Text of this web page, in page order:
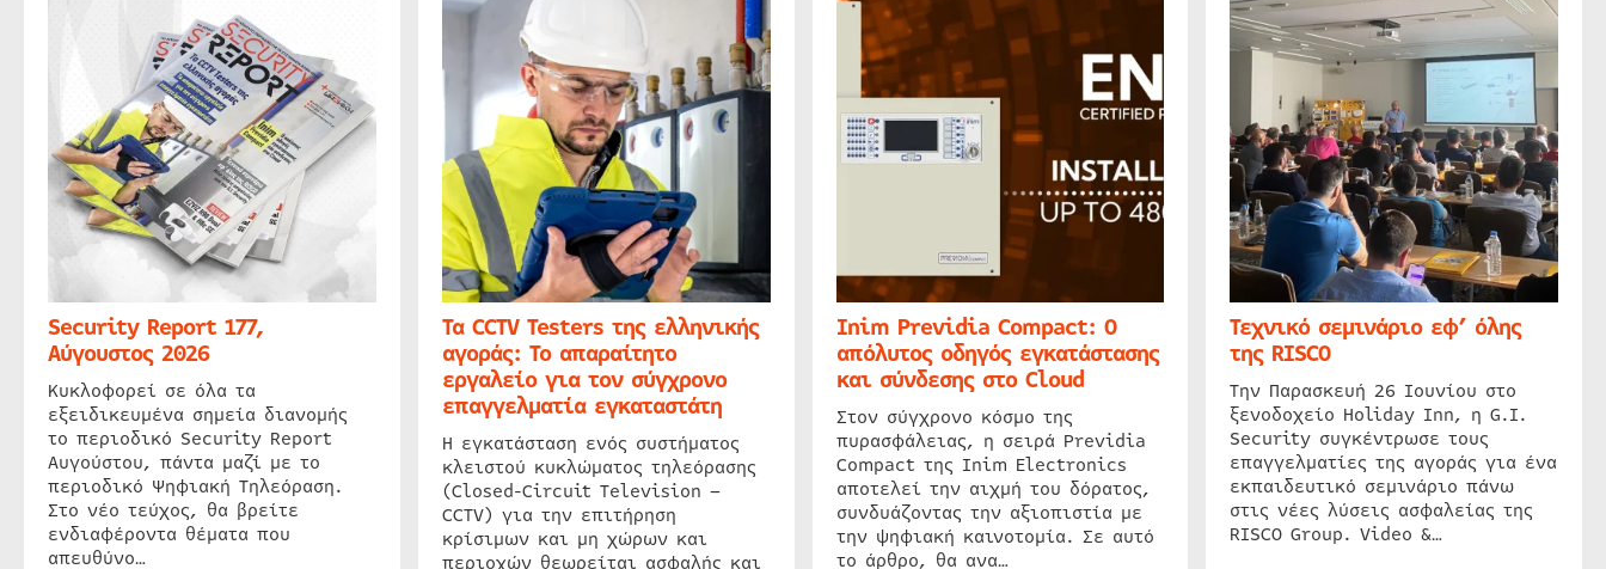
Security Report 177,
Αύγουστος 2026
Κυκλοφορεί σε όλα τα
εξειδικευμένα σημεία διανομής
το περιοδικό Security Report
Αυγούστου, πάντα μαζί με το
περιοδικό Ψηφιακή Τηλεόραση.
Στο νέο τεύχος, θα βρείτε
ενδιαφέροντα θέματα που
απευθύνο…
Τα CCTV Testers της ελληνικής
αγοράς: Το απαραίτητο
εργαλείο για τον σύγχρονο
επαγγελματία εγκαταστάτη
Η εγκατάσταση ενός συστήματος
κλειστού κυκλώματος τηλεόρασης
(Closed-Circuit Television –
CCTV) για την επιτήρηση
κρίσιμων και μη χώρων και
περιοχών θεωρείται ασφαλής και
Inim Previdia Compact: Ο
απόλυτος οδηγός εγκατάστασης
και σύνδεσης στο Cloud
Στον σύγχρονο κόσμο της
πυρασφάλειας, η σειρά Previdia
Compact της Inim Electronics
αποτελεί την αιχμή του δόρατος,
συνδυάζοντας την αξιοπιστία με
την ψηφιακή καινοτομία. Σε αυτό
το άρθρο, θα ανα…
Τεχνικό σεμινάριο εφ’ όλης
της RISCO
Την Παρασκευή 26 Ιουνίου στο
ξενοδοχείο Holiday Inn, η G.I.
Security συγκέντρωσε τους
επαγγελματίες της αγοράς για ένα
εκπαιδευτικό σεμινάριο πάνω
στις νέες λύσεις ασφαλείας της
RISCO Group. Video &…